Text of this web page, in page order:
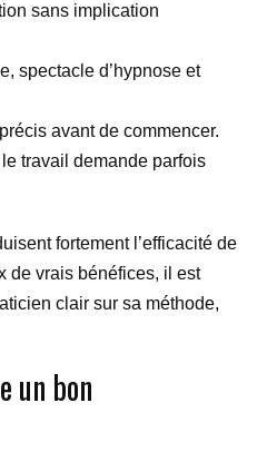
sans implication
spectacle d’hypnose et
avant de commencer.
travail demande parfois
fortement l’efficacité de
de vrais bénéfices, il est
clair sur sa méthode,
un bon